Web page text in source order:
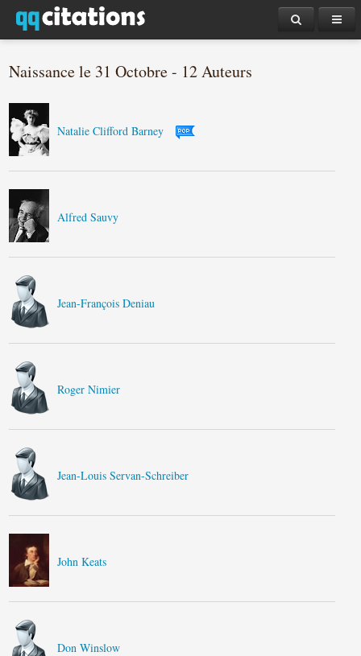
Naissance le 31 Octobre - 12 Auteurs
Natalie Clifford Barney
Alfred Sauvy
Jean-François Deniau
Roger Nimier
Jean-Louis Servan-Schreiber
John Keats
Don Winslow